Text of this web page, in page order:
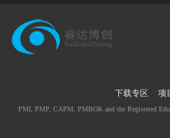
下载专区 项
PMI, PMP, CAPM, PMBOK and the Registered